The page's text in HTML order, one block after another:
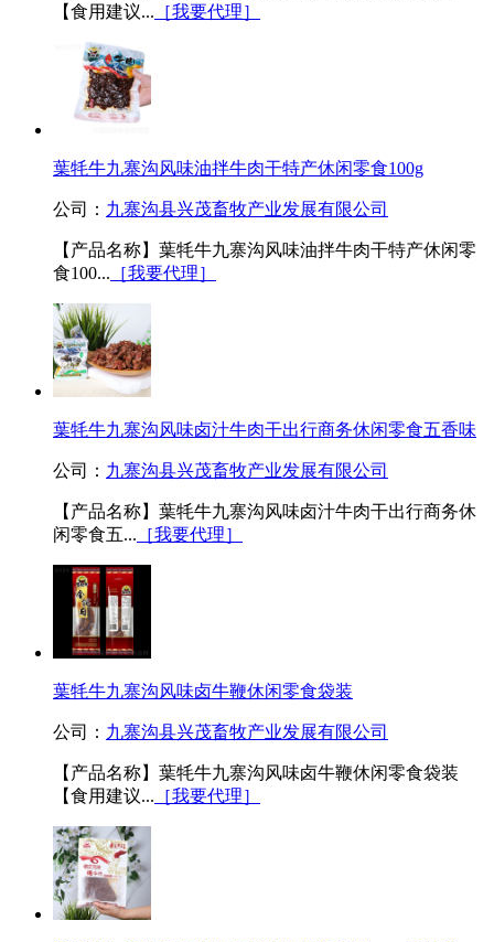
【食用建议... ［我要代理］
葉牦牛九寨沟风味油拌牛肉干特产休闲零食100g
公司： 九寨沟县兴茂畜牧产业发展有限公司
【产品名称】葉牦牛九寨沟风味油拌牛肉干特产休闲零
食100... ［我要代理］
葉牦牛九寨沟风味卤汁牛肉干出行商务休闲零食五香味
公司： 九寨沟县兴茂畜牧产业发展有限公司
【产品名称】葉牦牛九寨沟风味卤汁牛肉干出行商务休
闲零食五... ［我要代理］
葉牦牛九寨沟风味卤牛鞭休闲零食袋装
公司： 九寨沟县兴茂畜牧产业发展有限公司
【产品名称】葉牦牛九寨沟风味卤牛鞭休闲零食袋装
【食用建议... ［我要代理］